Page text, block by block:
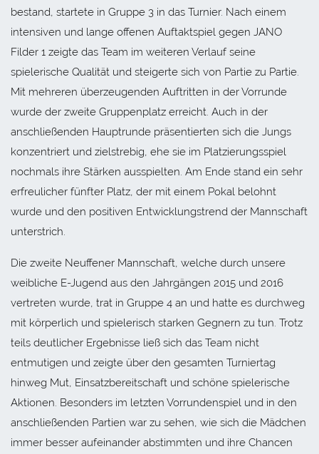
bestand, startete in Gruppe 3 in das Turnier. Nach einem
intensiven und lange offenen Auftaktspiel gegen JANO
Filder 1 zeigte das Team im weiteren Verlauf seine
spielerische Qualität und steigerte sich von Partie zu Partie.
Mit mehreren überzeugenden Auftritten in der Vorrunde
wurde der zweite Gruppenplatz erreicht. Auch in der
anschließenden Hauptrunde präsentierten sich die Jungs
konzentriert und zielstrebig, ehe sie im Platzierungsspiel
nochmals ihre Stärken ausspielten. Am Ende stand ein sehr
erfreulicher fünfter Platz, der mit einem Pokal belohnt
wurde und den positiven Entwicklungstrend der Mannschaft
unterstrich.
Die zweite Neuffener Mannschaft, welche durch unsere
weibliche E-Jugend aus den Jahrgängen 2015 und 2016
vertreten wurde, trat in Gruppe 4 an und hatte es durchweg
mit körperlich und spielerisch starken Gegnern zu tun. Trotz
teils deutlicher Ergebnisse ließ sich das Team nicht
entmutigen und zeigte über den gesamten Turniertag
hinweg Mut, Einsatzbereitschaft und schöne spielerische
Aktionen. Besonders im letzten Vorrundenspiel und in den
anschließenden Partien war zu sehen, wie sich die Mädchen
immer besser aufeinander abstimmten und ihre Chancen